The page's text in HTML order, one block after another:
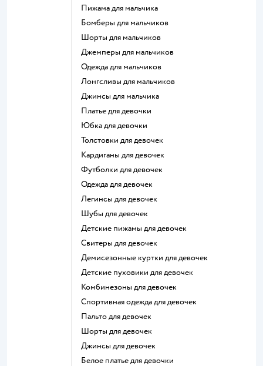
Пижама для мальчика
Бомберы для мальчиков
Шорты для мальчиков
Джемперы для мальчиков
Одежда для мальчиков
Лонгсливы для мальчиков
Джинсы для мальчика
Платье для девочки
Юбка для девочки
Толстовки для девочек
Кардиганы для девочек
Футболки для девочек
Одежда для девочек
Легинсы для девочек
Шубы для девочек
Детские пижамы для девочек
Свитеры для девочек
Демисезонные куртки для девочек
Детские пуховики для девочек
Комбинезоны для девочек
Спортивная одежда для девочек
Пальто для девочек
Шорты для девочек
Джинсы для девочек
Белое платье для девочки